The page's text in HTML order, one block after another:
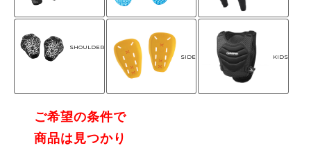
SHOULDER
SIDE
KIDS
ご希望の条件で
商品は見つかり